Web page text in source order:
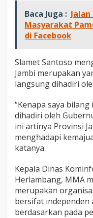
Baca Juga :
Masyarakat
di Facebook
Slamet Santoso
Jambi merupakan
langsung dihadiri
“Kenapa saya
dihadiri oleh
ini artinya Provinsi
menghadapi
katanya.
Kepala Dinas
Herlambang, MMA
merupakan
bersifat independen
berdasarkan pada